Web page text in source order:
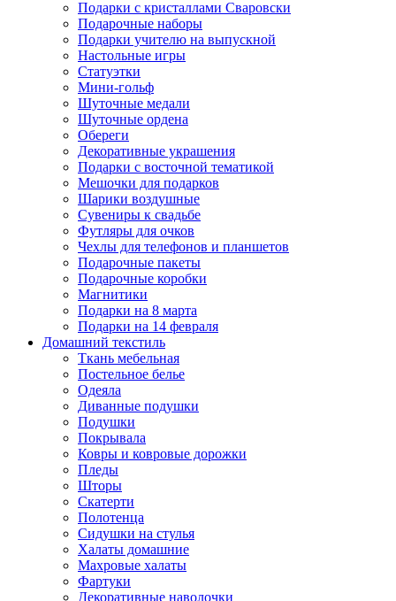
Подарки с кристаллами Сваровски
Подарочные наборы
Подарки учителю на выпускной
Настольные игры
Статуэтки
Мини-гольф
Шуточные медали
Шуточные ордена
Обереги
Декоративные украшения
Подарки с восточной тематикой
Мешочки для подарков
Шарики воздушные
Сувениры к свадьбе
Футляры для очков
Чехлы для телефонов и планшетов
Подарочные пакеты
Подарочные коробки
Магнитики
Подарки на 8 марта
Подарки на 14 февраля
Домашний текстиль
Ткань мебельная
Постельное белье
Одеяла
Диванные подушки
Подушки
Покрывала
Ковры и ковровые дорожки
Пледы
Шторы
Скатерти
Полотенца
Сидушки на стулья
Халаты домашние
Махровые халаты
Фартуки
Декоративные наволочки